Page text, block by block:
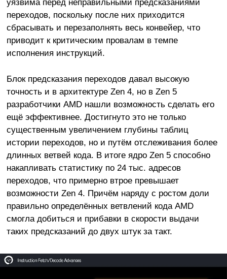
уязвима перед неправильными предсказаниями
переходов, поскольку после них приходится
сбрасывать и перезаполнять весь конвейер, что
приводит к критическим провалам в темпе
исполнения инструкций.
Блок предсказания переходов давал высокую
точность и в архитектуре Zen 4, но в Zen 5
разработчики AMD нашли возможность сделать его
ещё эффективнее. Достигнуто это не только
существенным увеличением глубины таблиц
истории переходов, но и путём отслеживания более
длинных ветвей кода. В итоге ядро Zen 5 способно
накапливать статистику по 24 тыс. адресов
переходов, что примерно втрое превышает
возможности Zen 4. Причём наряду с ростом доли
правильно определённых ветвлений кода AMD
смогла добиться и прибавки в скорости выдачи
таких предсказаний до двух штук за такт.